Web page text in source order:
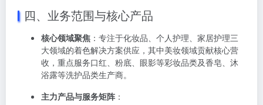
四、业务范围与核心产品
核心领域聚焦 ：专注于化妆品、个人护理、家居护理三
大领域的着色解决方案供应，其中美妆领域贡献核心营
收，重点服务口红、粉底、眼影等彩妆品类及香皂、沐
浴露等洗护品类生产商。
主力产品与服务矩阵 ：